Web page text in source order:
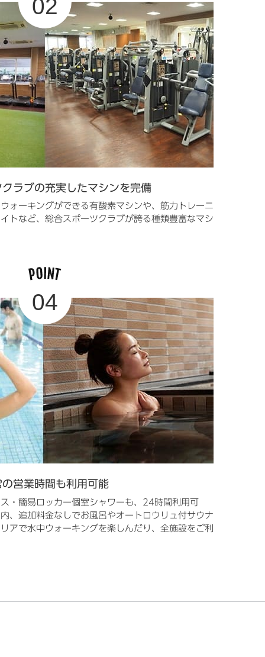
ラブの充実したマシンを完備
ォーキングができる有酸素マシンや、筋力トレーニ
トなど、総合スポーツクラブが誇る種類豊富なマシ
の営業時間も利用可能
・簡易ロッカー個室シャワーも、24時間利用可
、追加料金なしでお風呂やオートロウリュ付サウナ
アで水中ウォーキングを楽しんだり、全施設をご利